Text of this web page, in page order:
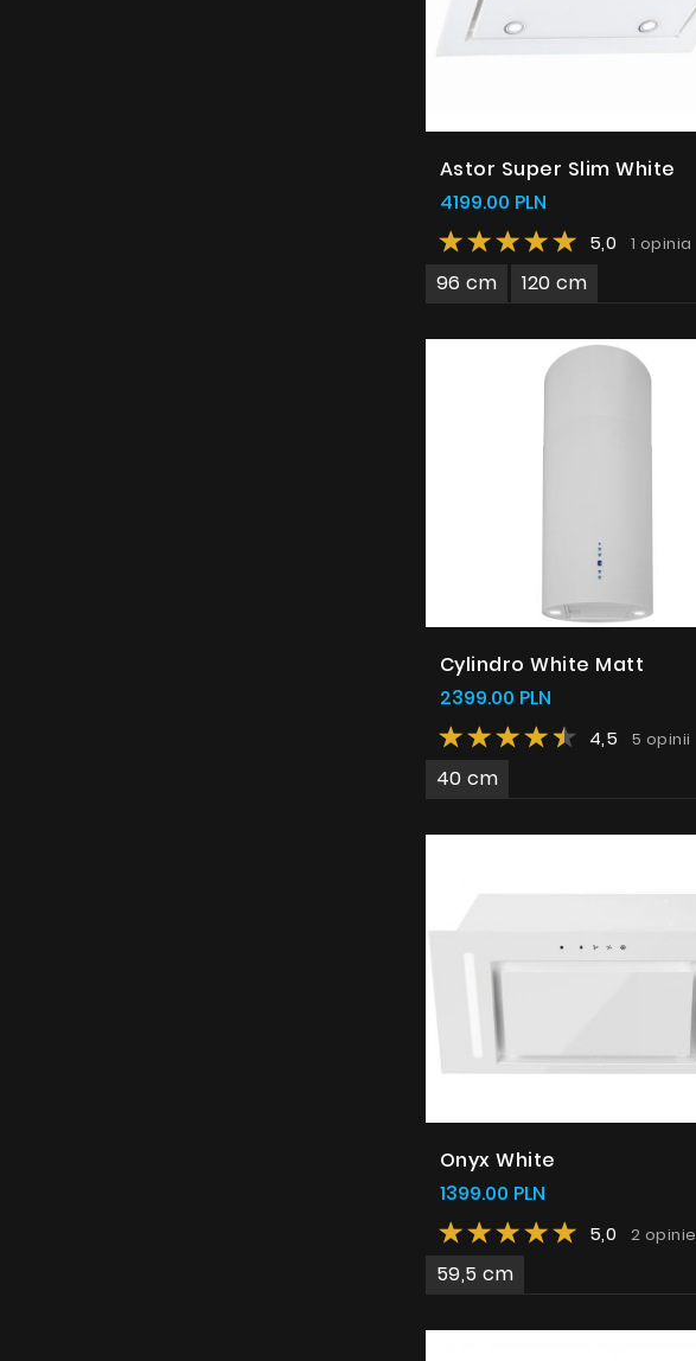
Astor Super Slim White
4199.00 PLN
5,0 1 opinia
96 cm 120 cm
Cylindro White Matt
2399.00 PLN
4,5 5 opinii
40 cm
Onyx White
1399.00 PLN
5,0 2 opinie
59,5 cm